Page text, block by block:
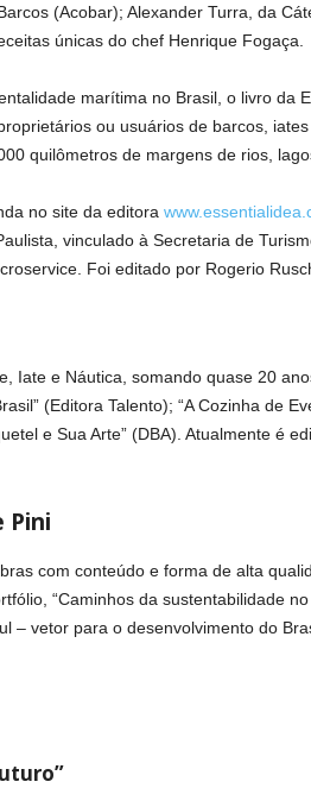
(Acobar); Alexander Turra, da
únicas do chef Henrique Fogaça.
marítima no Brasil, o livro da
ou usuários de barcos,
quilômetros de margens de rios,
no site da editora
vinculado à Secretaria de
Foi editado por Rogerio
Iate e Náutica, somando quase 20
(Editora Talento); “A Cozinha de
e Sua Arte” (DBA). Atualmente é
Pini
com conteúdo e forma de alta
“Caminhos da sustentabilidade no
– vetor para o desenvolvimento do